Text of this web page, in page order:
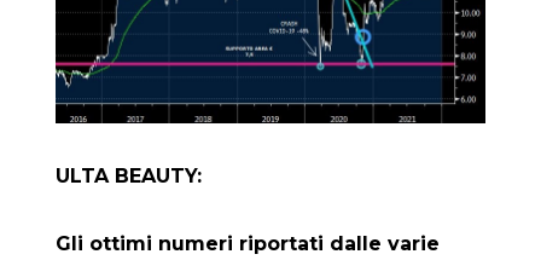
ULTA BEAUTY:
Gli ottimi numeri riportati dalle varie